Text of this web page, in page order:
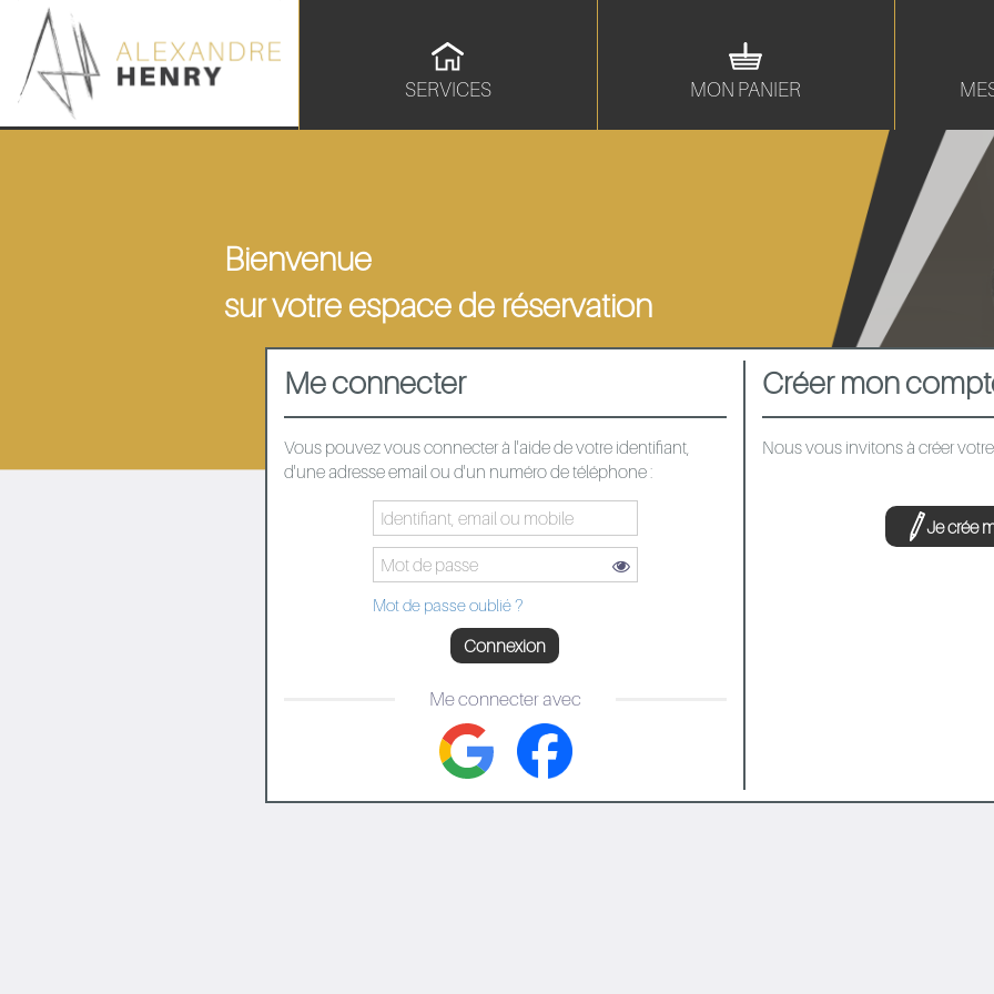
SERVICES MON PANIER
Bienvenue
sur votre espace de réservation
Me connecter
Vous pouvez vous connecter à l'aide de votre identifiant,
d'une adresse email ou d'un numéro de téléphone :
Mot de passe oublié ?
Connexion
Me connecter avec
Créer mon
Nous vous invitons à créer
Je crée